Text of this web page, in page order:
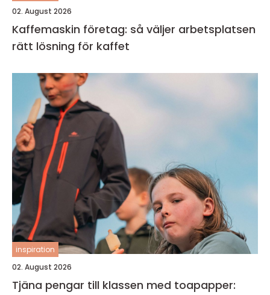
02. August 2026
Kaffemaskin företag: så väljer arbetsplatsen
rätt lösning för kaffet
inspiration
02. August 2026
Tjäna pengar till klassen med toapapper: